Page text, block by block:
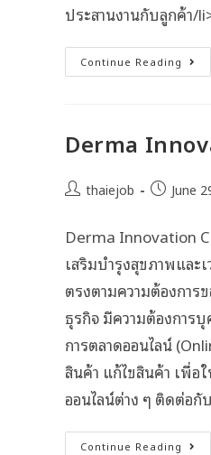
ประสานงานกับลูกค้า/
Continue Reading
Derma
thaiejob June
Derma Innovation
เสริมบำรุงสุขภาพแล
ตรงตามความต้องการ
ธุรกิจ มีความต้องการ
การตลาดออนไลน์
สินค้า แก้ไขสินค้า เพื่อ
ออนไลน์ต่าง ๆ ติดต่อ
Continue Reading